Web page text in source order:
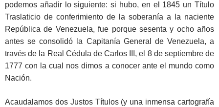
podemos añadir lo siguiente: si hubo, en el 1845 un Título
Traslaticio de conferimiento de la soberanía a la naciente
República de Venezuela, fue porque sesenta y ocho años
antes se consolidó la Capitanía General de Venezuela, a
través de la Real Cédula de Carlos III, el 8 de septiembre de
1777 con la cual nos dimos a conocer ante el mundo como
Nación.
Acaudalamos dos Justos Títulos (y una inmensa cartografía